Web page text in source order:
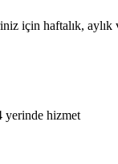
için haftalık, aylık
yerinde hizmet